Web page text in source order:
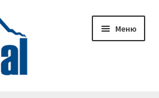
Меню